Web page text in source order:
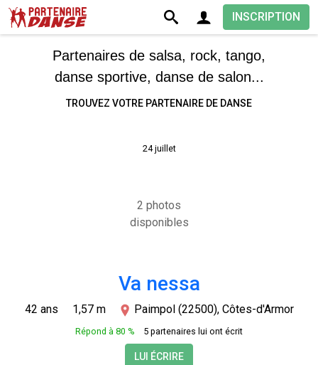
INSCRIPTION
Partenaires de salsa, rock, tango,
danse sportive, danse de salon...
TROUVEZ VOTRE PARTENAIRE DE DANSE
24 juillet
2 photos
disponibles
Va nessa
42 ans 1,57 m Paimpol (22500), Côtes-d'Armor
Répond à 80 % 5 partenaires lui ont écrit
LUI ÉCRIRE